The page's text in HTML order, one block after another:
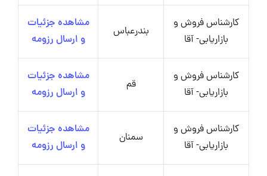
کارشناس فروش و
بازاریابی- آقا
بندرعباس
مشاهده جزئیات
و ارسال رزومه
کارشناس فروش و
بازاریابی- آقا
قم
مشاهده جزئیات
و ارسال رزومه
کارشناس فروش و
بازاریابی- آقا
سمنان
مشاهده جزئیات
و ارسال رزومه